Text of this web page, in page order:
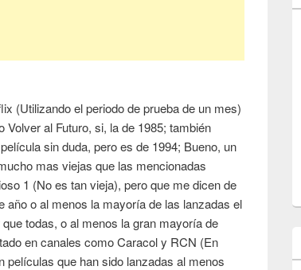
(Utilizando el periodo de prueba de un mes)
al Futuro, si, la de 1985; también
sin duda, pero es de 1994; Bueno, un
mas viejas que las mencionadas
1 (No es tan vieja), pero que me dicen de
año o al menos la mayoría de las lanzadas el
todas, o al menos la gran mayoría de
en canales como Caracol y RCN (En
películas que han sido lanzadas al menos